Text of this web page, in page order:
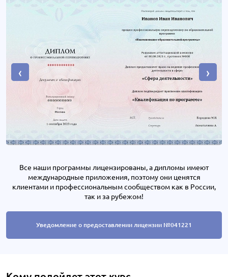
‹ ›
Все наши программы лицензированы, а дипломы имеют
международные приложения, поэтому они ценятся
клиентами и профессиональным сообществом как в России,
так и за рубежом!
Уведомление о предоставлении лицензии №041221